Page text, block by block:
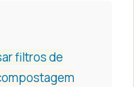
filtros de